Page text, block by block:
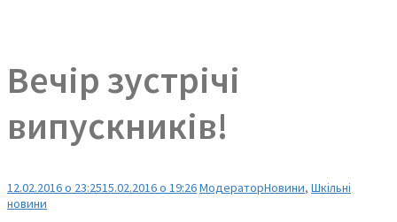
Вечір зустрічі
випускників!
12.02.2016 о 23:2515.02.2016 о 19:26МодераторНовини, Шкільні
новини